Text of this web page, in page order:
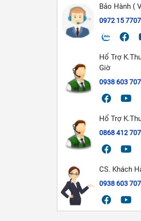
Bảo Hành (
0972 15 7707
Hổ Trợ
Giờ
0938 603 707
Hổ Trợ
0868 412 707
CS. Khách
0938 603 707